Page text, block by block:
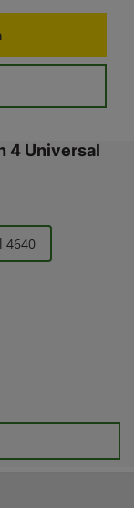
4 Universal
4640